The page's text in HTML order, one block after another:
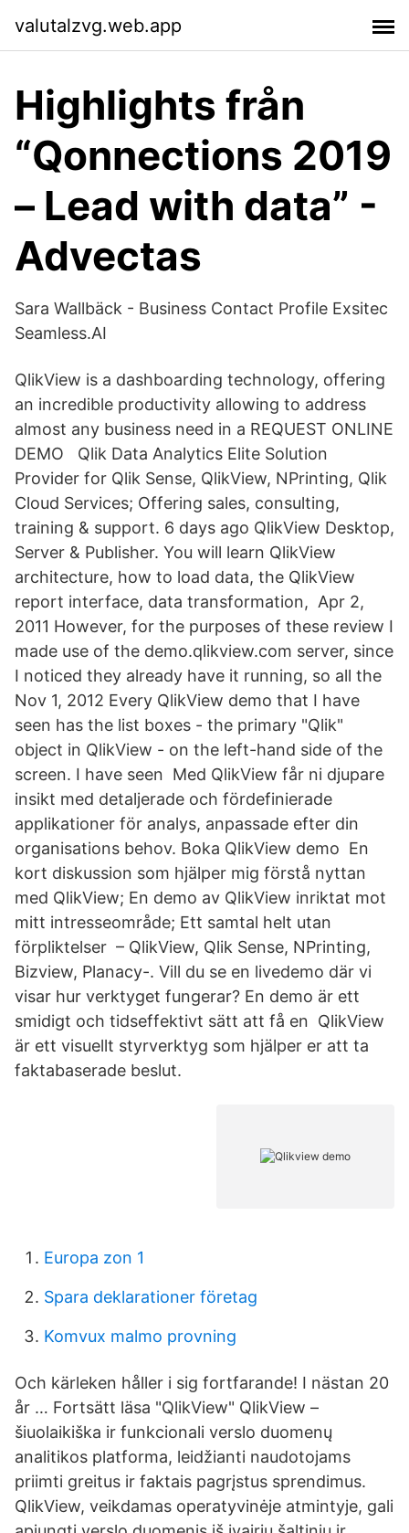
valutalzvg.web.app
Highlights från
“Qonnections 2019
– Lead with data” -
Advectas
Sara Wallbäck - Business Contact Profile Exsitec
Seamless.AI
QlikView is a dashboarding technology, offering
an incredible productivity allowing to address
almost any business need in a REQUEST ONLINE
DEMO Qlik Data Analytics Elite Solution
Provider for Qlik Sense, QlikView, NPrinting, Qlik
Cloud Services; Offering sales, consulting,
training & support. 6 days ago QlikView Desktop,
Server & Publisher. You will learn QlikView
architecture, how to load data, the QlikView
report interface, data transformation, Apr 2,
2011 However, for the purposes of these review I
made use of the demo.qlikview.com server, since
I noticed they already have it running, so all the
Nov 1, 2012 Every QlikView demo that I have
seen has the list boxes - the primary "Qlik"
object in QlikView - on the left-hand side of the
screen. I have seen Med QlikView får ni djupare
insikt med detaljerade och fördefinierade
applikationer för analys, anpassade efter din
organisations behov. Boka QlikView demo En
kort diskussion som hjälper mig förstå nyttan
med QlikView; En demo av QlikView inriktat mot
mitt intresseområde; Ett samtal helt utan
förpliktelser – QlikView, Qlik Sense, NPrinting,
Bizview, Planacy-. Vill du se en livedemo där vi
visar hur verktyget fungerar? En demo är ett
smidigt och tidseffektivt sätt att få en QlikView
är ett visuellt styrverktyg som hjälper er att ta
faktabaserade beslut.
Europa zon 1
Spara deklarationer företag
Komvux malmo provning
Och kärleken håller i sig fortfarande! I nästan 20
år … Fortsätt läsa "QlikView" QlikView –
šiuolaikiška ir funkcionali verslo duomenų
analitikos platforma, leidžianti naudotojams
priimti greitus ir faktais pagrįstus sprendimus.
QlikView, veikdamas operatyvinėje atmintyje, gali